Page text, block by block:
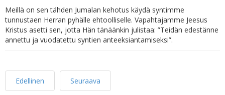
Meillä on sen tähden Jumalan kehotus käydä syntimme
tunnustaen Herran pyhälle ehtoolliselle. Vapahtajamme Jeesus
Kristus asetti sen, jotta Hän tänäänkin julistaa: ”Teidän edestänne
annettu ja vuodatettu syntien anteeksiantamiseksi”.
Edellinen Seuraava